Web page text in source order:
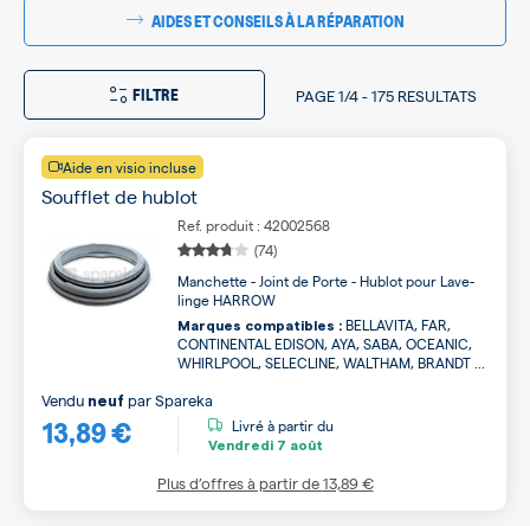
AIDES ET CONSEILS À LA RÉPARATION
FILTRE PAGE 1/4-175 RESULTATS
Aide en visio incluse
Soufflet de hublot
Ref. produit : 42002568
(74)
Manchette - Joint de Porte - Hublot pour Lave-
linge HARROW
Marques compatibles : BELLAVITA, FAR,
CONTINENTAL EDISON, AYA, SABA, OCEANIC,
WHIRLPOOL, SELECLINE, WALTHAM, BRANDT ...
13,89 €
Vendu neuf parSpareka
Livré à partir du
Vendredi 7 août
Plus d’offres à partir de13,89 €